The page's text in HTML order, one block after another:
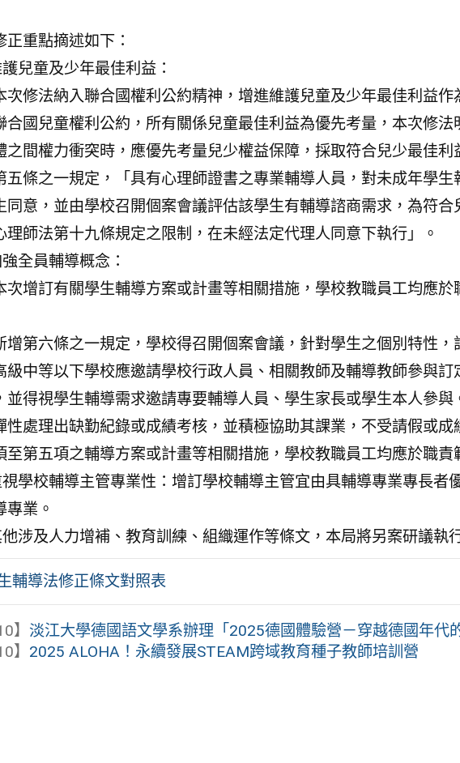
正重點摘述如下：
兒童及少年最佳利益：
次修法納入聯合國權利公約精神，增進維護兒童及少年最佳利益
合國兒童權利公約，所有關係兒童最佳利益為優先考量，本次修
之間權力衝突時，應優先考量兒少權益保障，採取符合兒少最佳利
五條之一規定，「具有心理師證書之專業輔導人員，對未成年學
同意，並由學校召開個案會議評估該學生有輔導諮商需求，為符
理師法第十九條規定之限制，在未經法定代理人同意下執行」。
全員輔導概念：
次增訂有關學生輔導方案或計畫等相關措施，學校教職員工均應
增第六條之一規定，學校得召開個案會議，針對學生之個別特性
級中等以下學校應邀請學校行政人員、相關教師及輔導教師參與訂
並得視學生輔導需求邀請專要輔導人員、學生家長或學生本人參與
性處理出缺勤紀錄或成績考核，並積極協助其課業，不受請假或成
至第五項之輔導方案或計畫等相關措施，學校教職員工均應於職責
學校輔導主管專業性：增訂學校輔導主管宜由具輔導專業專長者
專業。
涉及人力增補、教育訓練、組織運作等條文，本局將另案研議執
輔導法修正條文對照表
】 淡江大學德國語文學系辦理「2025德國體驗營－穿越德國年代
】 2025 ALOHA！永續發展STEAM跨域教育種子教師培訓營